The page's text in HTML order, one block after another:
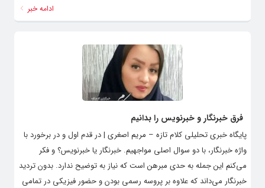
ادامه خبر
فرق خبرنگار و خبرنویس را بدانیم
پایگاه خبری تحلیلی کلام تازه – مریم اصغری | در قدم اول و در برخورد با
واژه خبرنگار، با دو سوال اصلی مواجهیم. خبرنگار یا خبرنویس؟ و فکر
می‌کنم این جمله به حدی مبرهن است که نیاز به توضیح ندارد. بدون تردید
خبرنگار می‌داند که علاوه بر پروسه رسمی بودن و حضور فیزیکی در تمامی